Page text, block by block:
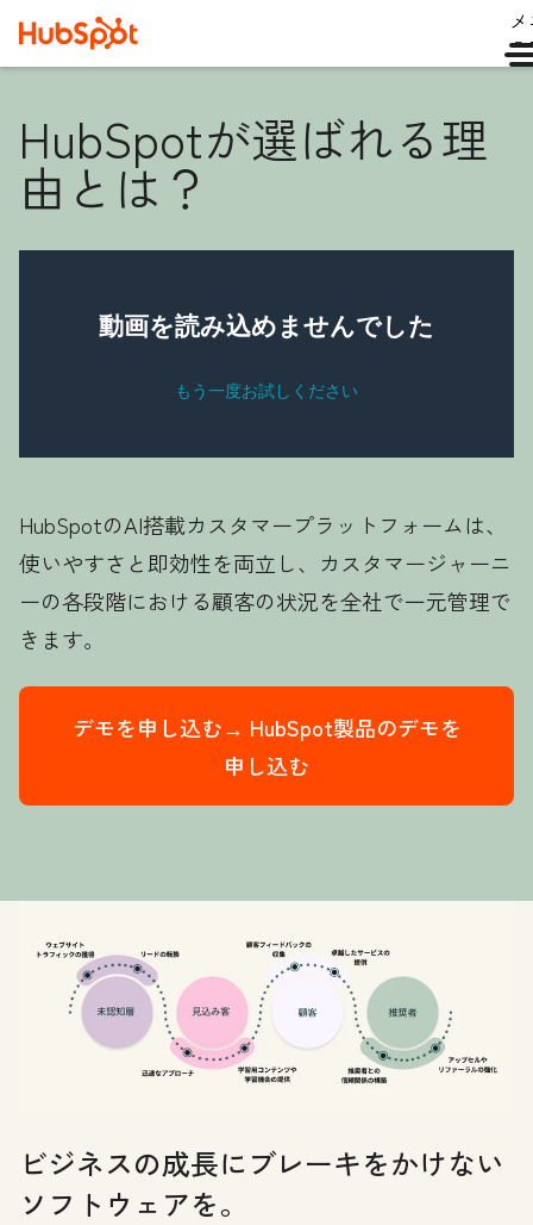
HubSpotが選ばれる理
由とは？
HubSpotのAI搭載カスタマープラットフォームは、
使いやすさと即効性を両立し、カスタマージャーニ
ーの各段階における顧客の状況を全社で一元管理で
きます。
デモを申し込む→ HubSpot製品のデモを
申し込む
ビジネスの成長にブレーキをかけない
ソフトウェアを。